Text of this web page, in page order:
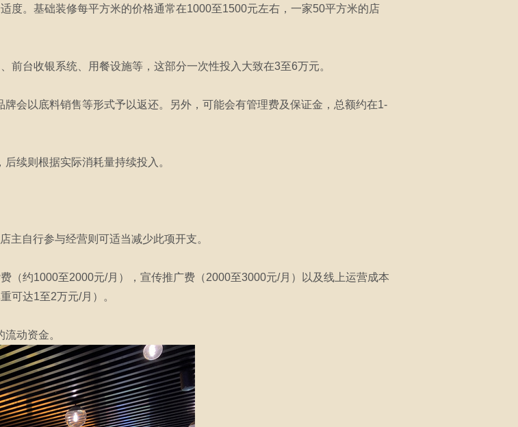
度。基础装修每平方米的价格通常在1000至1500元左右，一家50平方米的店
前台收银系统、用餐设施等，这部分一次性投入大致在3至6万元。
会以底料销售等形式予以返还。另外，可能会有管理费及保证金，总额约在1-
续则根据实际消耗量持续投入。
主自行参与经营则可适当减少此项开支。
（约1000至2000元/月），宣传推广费（2000至3000元/月）以及线上运营成本
可达1至2万元/月）。
动资金。